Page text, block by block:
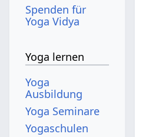
Spenden für
Yoga Vidya
Yoga lernen
Yoga
Ausbildung
Yoga Seminare
Yogaschulen